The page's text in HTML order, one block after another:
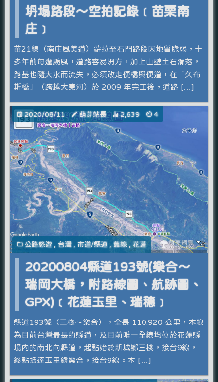
坍塌路段～空拍記錄﹝苗栗南
庄﹞
苗21線（南庄風美道）蘿拉至石門路段因地質脆弱，十
多年前每逢颱風，道路容易坍方，加上山壁土石滑落，
路基也隨大水而流失，必須改走便橋與便道，在「久布
斯橋」（跨越大東河）於 2009 年完工後，道路 […]
2020/08/11 萌芽站長 2,639 4
公路悠遊 ,台灣 ,市道/縣道 ,舊線 ,花蓮
20200804縣道193號(樂合～
瑞岡大橋，附路線圖、航跡圖、
GPX)﹝花蓮玉里、瑞穗﹞
縣道193號（三棧～樂合），全長 110.920 公里，本線
為目前台灣最長的縣道，及目前唯一全線均位於花蓮縣
境內的南北向縣道，起點始於新城鄉三棧，接台9線，
終點抵達玉里鎮樂合，接台9線。本 […]